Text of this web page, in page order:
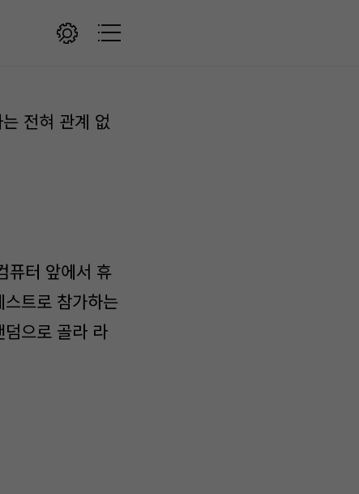
전혀 관계 없
퓨터 앞에서 휴
트로 참가하는
으로 골라 라